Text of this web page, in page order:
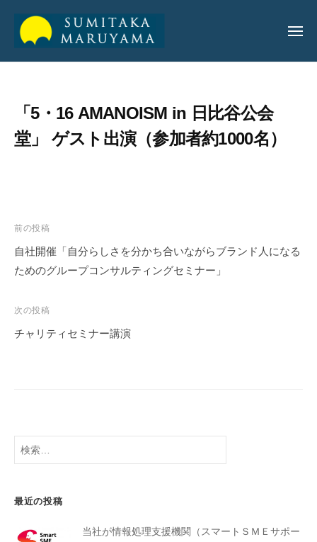
丸
孝
ト
丸
孝
「5・16 AMANOISM in 日比谷公会
堂」 ゲスト出演（参加者約1000名）
前の投稿
自社開催「自分らしさを分かち合いながらブランド人になる
ためのグループコンサルティングセミナー」
次の投稿
チャリティセミナー講演
最近の投稿
当社が情報処理支援機関（スマートＳＭＥサポー
山
公
サ